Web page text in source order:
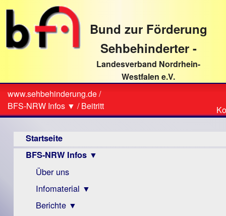
direkt
Textinhalt
Bund zur Förderung
Sehbehinderter -
Landesverband Nordrhein-
Westfalen e.V.
Sie
sind
hier
www.sehbehinderung.de/
BFS-NRW Infos ▼ /Beitritt
Startseite
BFS-NRW Infos ▼
Über uns
Infomaterial ▼
Visus
Berichte ▼